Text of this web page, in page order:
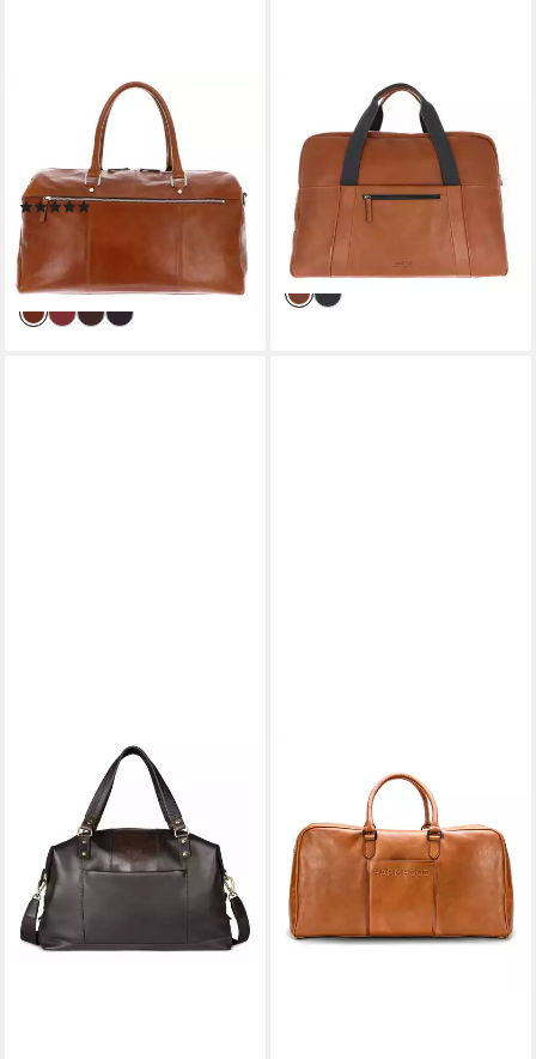
LEONHARD HEYDEN
Reisetasche Reisetasche
5272 (Set, 2-tlg), aus echtem
Rindsleder
(1)
381,65 €
-15%
lieferbar - in 2-3 Werktagen bei dir
LEONHARD HEYDEN
Reisetasche Reisetasche
7086 (Set, 2-tlg), aus echtem
Rindsleder
237,15 €
UVP
-15%
lieferbar - in 2-3 Werktagen bei dir